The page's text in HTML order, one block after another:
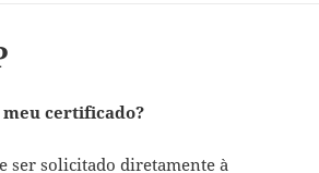
meu certificado?
ser solicitado diretamente à